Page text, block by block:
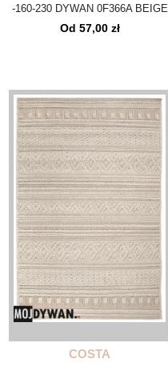
-160-230 DYWAN 0F366A BEIGE
Od 57,00 zł
COSTA